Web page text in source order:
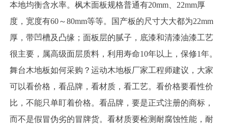
本地均衡含水率。枫木面板规格普通有20mm、22mm厚
度，宽度有60～80mm等等。国产板的尺寸大大都为22mm
厚，带凹槽及凸缘；面板层的腻子，底漆和清漆油漆工艺
很主要，属高级面层质料，利用寿命10年以上，保修1年。
舞台木地板如何采购？运动木地板厂家工程师建议，大家
可以看价格，看品牌，看材质，看工艺。看价格要看性价
比，不能只单盯着价格。看品牌，要是正式注册的商标，
而不是假冒伪劣的冒牌货。看材质要检测耐腐蚀性能，耐